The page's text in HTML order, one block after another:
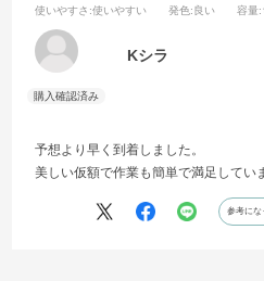
使いやすさ :使いやすい 発色:良い 容量:
Kシラ
予想より早く到着しました。
美しい仮額で作業も簡単で満足してい
参考にな